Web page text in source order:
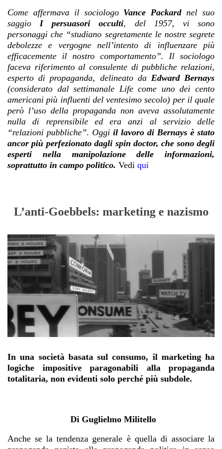
Come affermava il sociologo Vance Packardnel suo
saggioI persuasori occulti, del 1957, vi sono
personaggi che “studiano segretamente le nostre segrete
debolezze e vergogne nell’intento di influenzare più
efficacemente il nostro comportamento”. Il sociologo
faceva riferimento al consulente di pubbliche relazioni,
esperto di propaganda, delineato da Edward Bernays
(considerato dal settimanale Life come uno dei cento
americani più influenti del ventesimo secolo) per il quale
però l’uso della propaganda non aveva assolutamente
nulla di reprensibile ed era anzi al servizio delle
“relazioni pubbliche”. Oggi il lavoro di Bernays è stato
ancor più perfezionato dagli spin doctor, che sono degli
esperti nella manipolazione delle informazioni,
soprattutto in campo politico. Vedi qui
L’anti-Goebbels: marketing e nazismo
In una società basata sul consumo, il marketing ha
logiche impositive paragonabili alla propaganda
totalitaria, non evidenti solo perché più subdole.
Di Guglielmo Militello
Anche se la tendenza generale è quella di associare la